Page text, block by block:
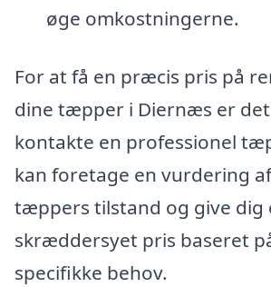
øge omkostningerne.
For at få en præcis pris på
dine tæpper i Diernæs er
kontakte en professionel
kan foretage en vurdering
tæppers tilstand og give dig
skræddersyet pris baseret
specifikke behov.